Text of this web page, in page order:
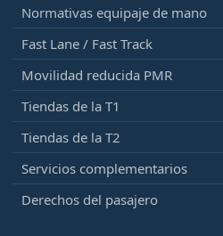
Normativas equipaje de mano
Fast Lane / Fast Track
Movilidad reducida PMR
Tiendas de la T1
Tiendas de la T2
Servicios complementarios
Derechos del pasajero